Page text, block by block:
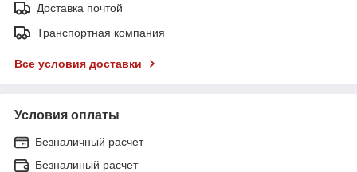
Доставка почтой
Транспортная компания
Все условия доставки
Условия оплаты
Безналичный расчет
Безналиный расчет